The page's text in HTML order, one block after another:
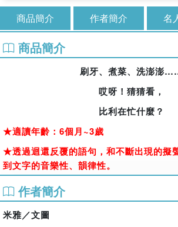
商品簡介 作者簡介 名
商品簡介
刷牙、煮菜、洗澎澎
哎呀！猜猜看，
比利在忙什麼？
★適讀年齡：6個月~3歲
★透過迴還反覆的語句，和不斷出現的擬
到文字的音樂性、韻律性。
★讓寶寶觀察比利進行各種創造性遊戲，
遊戲的能力。
作者簡介
米雅／文圖